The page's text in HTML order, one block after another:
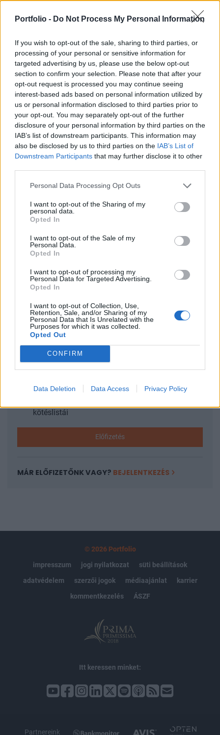
Portfolio - Do Not Process My Personal Information
If you wish to opt-out of the sale, sharing to third parties, or
processing of your personal or sensitive information for
targeted advertising by us, please use the below opt-out
section to confirm your selection. Please note that after your
opt-out request is processed you may continue seeing
interest-based ads based on personal information utilized by
us or personal information disclosed to third parties prior to
your opt-out. You may separately opt-out of the further
disclosure of your personal information by third parties on the
IAB’s list of downstream participants. This information may
also be disclosed by us to third parties on the IAB’s List of
Downstream Participants that may further disclose it to other
Personal Data Processing Opt Outs
I want to opt-out of the Sharing of my
personal data.
Opted In
I want to opt-out of the Sale of my
Personal Data.
Opted In
I want to opt-out of processing my
Personal Data for Targeted Advertising.
Opted In
I want to opt-out of Collection, Use,
Retention, Sale, and/or Sharing of my
Personal Data that Is Unrelated with the
Purposes for which it was collected.
Opted Out
CONFIRM
Data Deletion Data Access Privacy Policy
milliárd forintot kell előteremtenie
az államnak
Portfolio
2024. április 02. 08:34
Az idén közel 4000 milliárd forint hiányt kell az
államnak megfinanszírozni, csaknem 1500
milliárd forinttal többet, mint ami a
költségvetésben szerepel. A mai költségvetési
adatdömpingből tisztább képet kapunk az állami
lépésekre lehet számítani.
Valóságos államháztartási adatdömping érkezett ma
reggel, amiből tisztábban látszik a kormányzati
gazdálkodás helyzete. Az unió felé benyújtott (EPD)
jelentés mellett megjelent a kormányzati szektorról KSH-
jelentés és a jegybank pénzügyi számlák statisztikája.
Ezekből két fontos kérdésre kaphattunk választ: Mekkora
volt tavaly a költségvetés hivatalos (az unió...
KEDVES OLVASÓNK!
A keresett cikk a portfolio.hu hírarchívumához
tartozik, melynek olvasása előfizetéses
regisztrációhoz kötött.
Portfolio.hu teljes cikkarchívum
kötéslistái
Előfizetés
MÁR ELŐFIZETŐNK VAGY? BEJELENTKEZÉS
© 2026 Portfolio
impresszum
jogi nyilatkozat
süti beállítások
adatvédelem
szerzői jogok médiaajánlat
karrier
kommentkezelés
ÁSZF
Itt keressen minket:
Partnereink